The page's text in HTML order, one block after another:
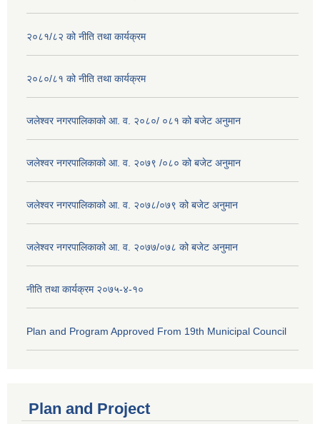
२०८१/८२ को नीति तथा कार्यक्रम
२०८०/८१ को नीति तथा कार्यक्रम
जलेश्वर नगरपालिकाको आ. व. २०८०/ ०८१ को बजेट अनुमान
जलेश्वर नगरपालिकाको आ. व. २०७९ /०८० को बजेट अनुमान
जलेश्वर नगरपालिकाको आ. व. २०७८/०७९ को बजेट अनुमान
जलेश्वर नगरपालिकाको आ. व. २०७७/०७८ को बजेट अनुमान
नीति तथा कार्यक्रम २०७५-४-१०
Plan and Program Approved From 19th Municipal Council
Plan and Project